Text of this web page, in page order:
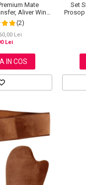
Mate
Aliver Wine
7 g X 6 buc
(2)
Lei
Lei
IN COS
Set
Prosop
si